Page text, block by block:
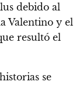
debido al
Valentino y el
resultó el
se